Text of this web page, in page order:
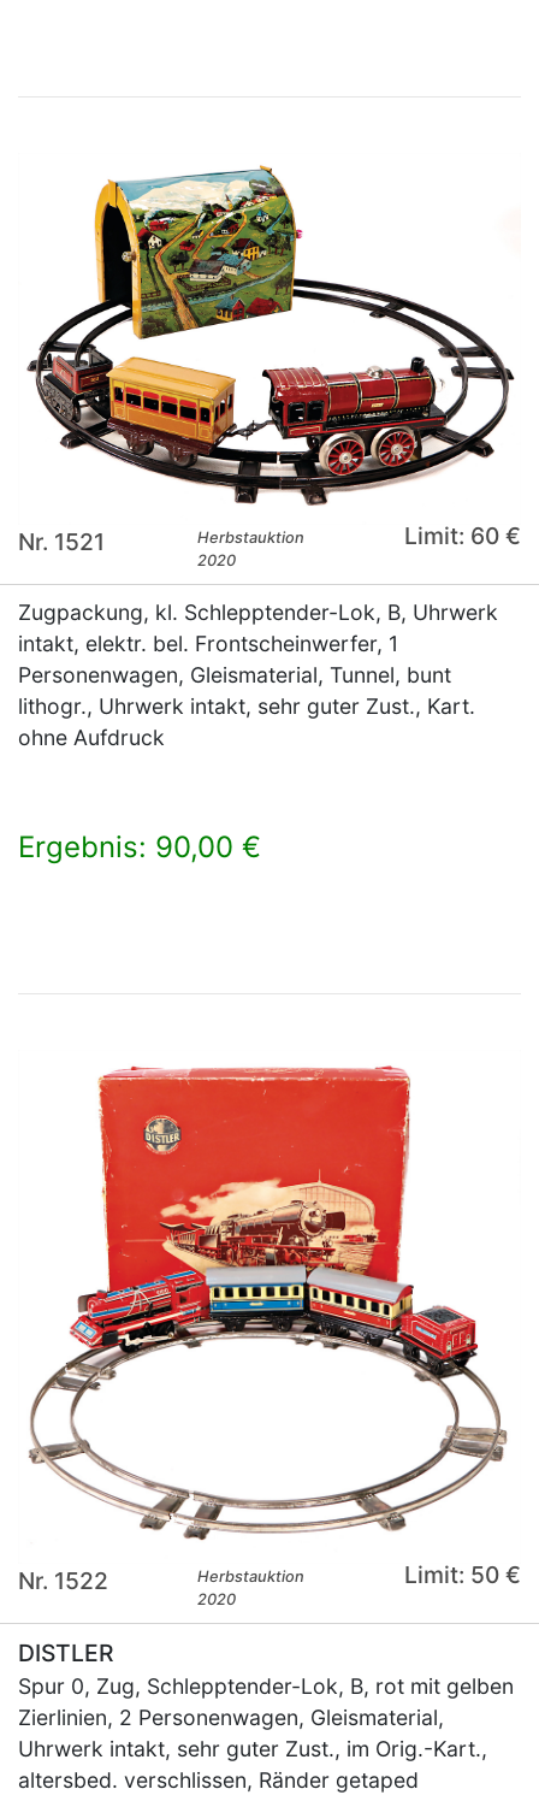
Nr. 1521
Herbstauktion
2020
Limit: 60 €
Zugpackung, kl. Schlepptender-Lok, B, Uhrwerk
intakt, elektr. bel. Frontscheinwerfer, 1
Personenwagen, Gleismaterial, Tunnel, bunt
lithogr., Uhrwerk intakt, sehr guter Zust., Kart.
ohne Aufdruck
Ergebnis: 90,00 €
Nr. 1522
Herbstauktion
2020
Limit: 50 €
DISTLER
Spur 0, Zug, Schlepptender-Lok, B, rot mit gelben
Zierlinien, 2 Personenwagen, Gleismaterial,
Uhrwerk intakt, sehr guter Zust., im Orig.-Kart.,
altersbed. verschlissen, Ränder getaped